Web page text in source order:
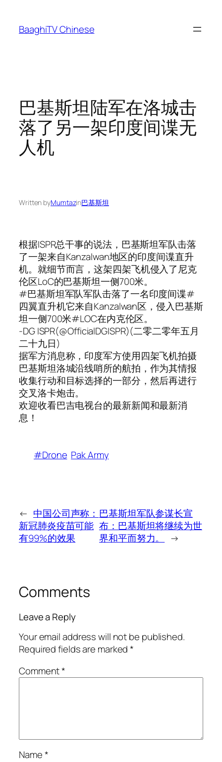
content
BaaghiTV Chinese
巴基斯坦陆军在洛城击
落了另一架印度间谍无
人机
Written byMumtazin巴基斯坦
根据ISPR总干事的说法，巴基斯坦军队击落
了一架来自Kanzalwan地区的印度间谍直升
机。就细节而言，这架四架飞机侵入了尼克
伦区LoC的巴基斯坦一侧700米。
#巴基斯坦军队军队击落了一名印度间谍#
四翼直升机它来自Kanzalwan区，侵入巴基斯
坦一侧700米#LOC在内克伦区。
-DG ISPR(@OfficialDGISPR)(二零二零年五月
二十九日)
据军方消息称，印度军方使用四架飞机拍摄
巴基斯坦洛城沿线哨所的航拍，作为其情报
收集行动和目标选择的一部分，然后再进行
交叉洛卡炮击。
欢迎收看巴吉电视台的最新新闻和最新消
息！
#Drone Pak Army
← 中国公司声称：
新冠肺炎疫苗可能
有99%的效果
巴基斯坦军队参谋长宣
布：巴基斯坦将继续为世
界和平而努力。
→
Comments
Leave a Reply
Your email address will not be published.
Required fields are marked*
Comment*
Name*